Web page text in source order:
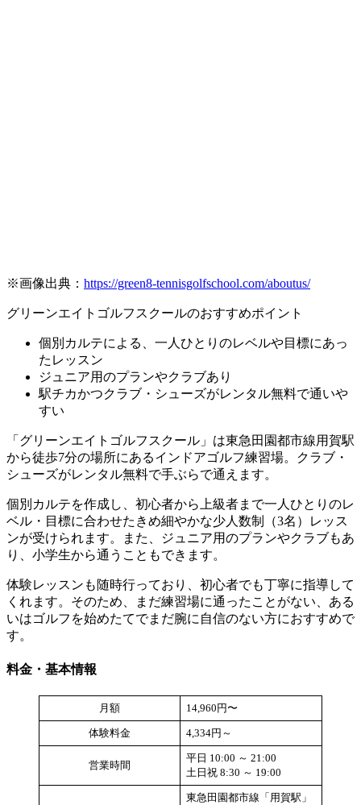
※画像出典： https://green8-tennisgolfschool.com/aboutus/
グリーンエイトゴルフスクールのおすすめポイント
個別カルテによる、一人ひとりのレベルや目標にあっ
たレッスン
ジュニア用のプランやクラブあり
駅チカかつクラブ・シューズがレンタル無料で通いや
すい
「グリーンエイトゴルフスクール」は東急田園都市線用賀駅
から徒歩7分の場所にあるインドアゴルフ練習場。クラブ・
シューズがレンタル無料で手ぶらで通えます。
個別カルテを作成し、初心者から上級者まで一人ひとりのレ
ベル・目標に合わせたきめ細やかな少人数制（3名）レッス
ンが受けられます。また、ジュニア用のプランやクラブもあ
り、小学生から通うこともできます。
体験レッスンも随時行っており、初心者でも丁寧に指導して
くれます。そのため、まだ練習場に通ったことがない、ある
いはゴルフを始めたてでまだ腕に自信のない方におすすめで
す。
料金・基本情報
月額 14,960円〜
体験料金 4,334円～
営業時間
平日 10:00 ～ 21:00
土日祝 8:30 ～ 19:00
東急田園都市線「用賀駅」